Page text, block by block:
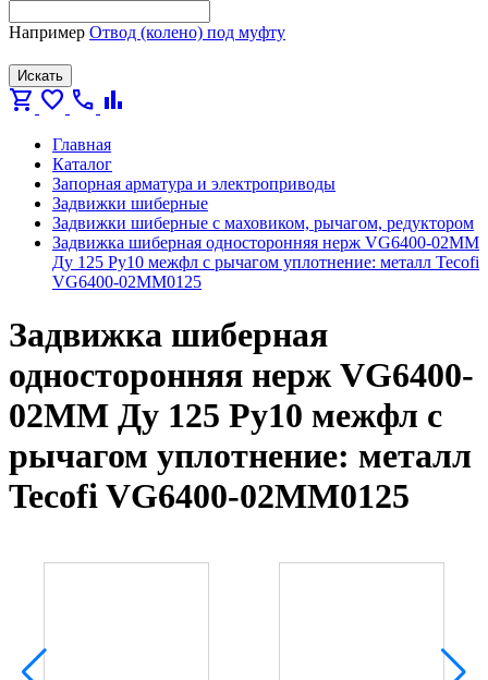
Например Отвод (колено) под муфту
Искать
shopping_cart favorite call bar_chart
Главная
Каталог
Запорная арматура и электроприводы
Задвижки шиберные
Задвижки шиберные с маховиком, рычагом, редуктором
Задвижка шиберная односторонняя нерж VG6400-02MM
Ду 125 Ру10 межфл с рычагом уплотнение: металл Tecofi
VG6400-02MM0125
Задвижка шиберная
односторонняя нерж VG6400-
02MM Ду 125 Ру10 межфл с
рычагом уплотнение: металл
Tecofi VG6400-02MM0125